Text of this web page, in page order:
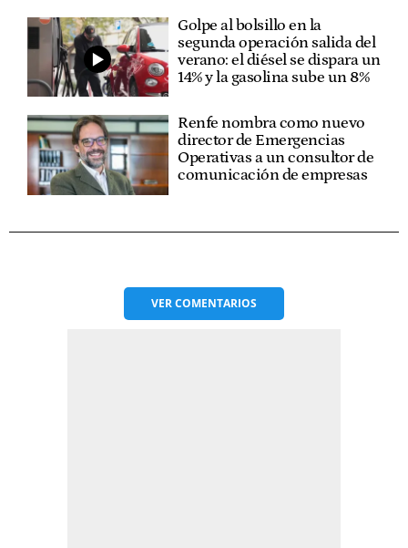
Golpe al bolsillo en la
segunda operación salida del
verano: el diésel se dispara un
14% y la gasolina sube un 8%
Renfe nombra como nuevo
director de Emergencias
Operativas a un consultor de
comunicación de empresas
VERCOMENTARIOS